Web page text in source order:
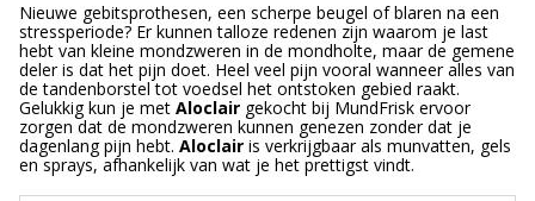
Nieuwe gebitsprothesen, een scherpe beugel of blaren na een
stressperiode? Er kunnen talloze redenen zijn waarom je last
hebt van kleine mondzweren in de mondholte, maar de gemene
deler is dat het pijn doet. Heel veel pijn vooral wanneer alles van
de tandenborstel tot voedsel het ontstoken gebied raakt.
Gelukkig kun je met Aloclair gekocht bij MundFrisk ervoor
zorgen dat de mondzweren kunnen genezen zonder dat je
dagenlang pijn hebt. Aloclair is verkrijgbaar als munvatten, gels
en sprays, afhankelijk van wat je het prettigst vindt.